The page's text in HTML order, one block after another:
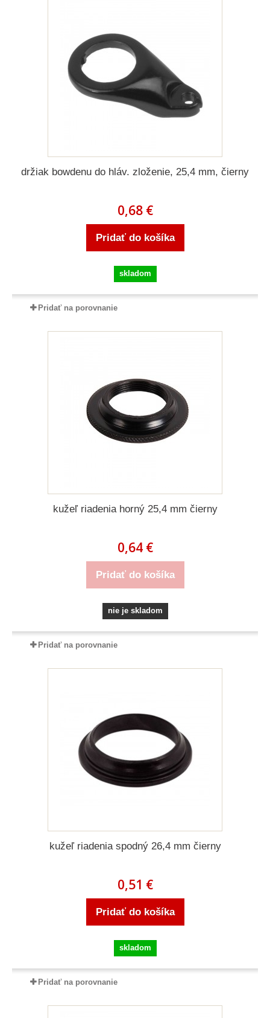
držiak bowdenu do hláv. zloženie, 25,4 mm, čierny
0,68 €
Pridať do košíka
skladom
Pridať na porovnanie
kužeľ riadenia horný 25,4 mm čierny
0,64 €
Pridať do košíka
nie je skladom
Pridať na porovnanie
kužeľ riadenia spodný 26,4 mm čierny
0,51 €
Pridať do košíka
skladom
Pridať na porovnanie